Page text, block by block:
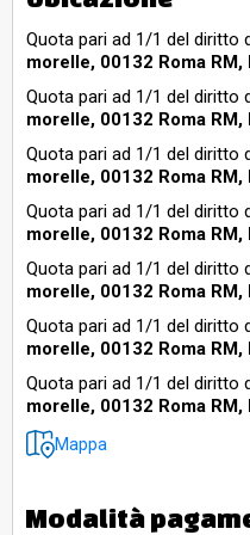
Quota pari ad
piena proprietà
di terreno,
Roma (RM),
della superficie
identificato al
Comune di
(Provincia di
Particella 249,
classe 2,
deduzione
dominicale
agrario euro
particella 250
nell’elaborato peritale
vincoli, oneri, servitù e/o
o dipendente dalla predetta
gli oneri e costi che
delle intestazioni catastali,
cura e spese
perizia. Di tutto quanto
esistente, delle criticità,
condizioni e dello stato del
necessario per
come meglio precisato in
ogni genere, che sono ad
dell’aggiudicatario, si è
valore di stima.Il tutto
peritale depositato in atti.
Quota pari ad 1/1 del
appezzamento di
(RM), Località
circa. È identificato al
Roma Sezione C
Particella 247, qualità
reddito agrario euro
Quota pari ad 1/1 del diritto
morelle, 00132 Roma
Quota pari ad 1/1 del diritto
morelle, 00132 Roma
Quota pari ad 1/1 del diritto
morelle, 00132 Roma
Quota pari ad 1/1 del diritto
morelle, 00132 Roma
Quota pari ad 1/1 del diritto
morelle, 00132 Roma
Quota pari ad 1/1 del diritto
morelle, 00132 Roma
Quota pari ad 1/1 del diritto
morelle, 00132 Roma
Mappa
Modalità